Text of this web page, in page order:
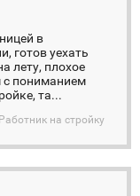
в
готов уехать
лету, плохое
с пониманием
та...
на стройку